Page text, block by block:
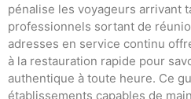
pénalise les voyageurs arrivant
professionnels sortant de
adresses en service continu
à la restauration rapide pour
authentique à toute heure. Ce
établissements capables de